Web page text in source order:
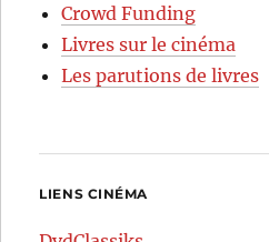
Crowd Funding
Livres sur le cinéma
Les parutions de livres
LIENS CINÉMA